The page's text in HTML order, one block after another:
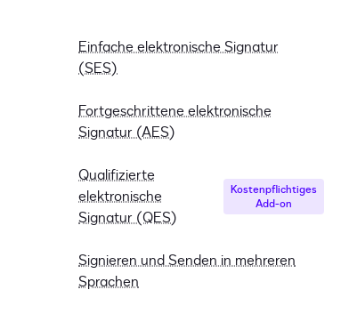
Einfache elektronische Signatur
(SES)
Fortgeschrittene elektronische
Signatur (AES)
Qualifizierte
elektronische
Signatur (QES)
Kostenpflichtiges
Add-on
Signieren und Senden in mehreren
Sprachen